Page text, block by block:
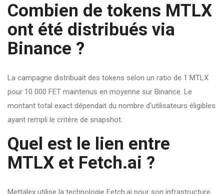
Combien de tokens MTLX
ont été distribués via
Binance ?
La campagne distribuait des tokens selon un ratio de 1 MTLX
pour 10 000 FET maintenus en moyenne sur Binance. Le
montant total exact dépendait du nombre d'utilisateurs éligibles
ayant rempli le critère de snapshot.
Quel est le lien entre
MTLX et Fetch.ai ?
Mettalex utilise la technologie Fetch.ai pour son infrastructure